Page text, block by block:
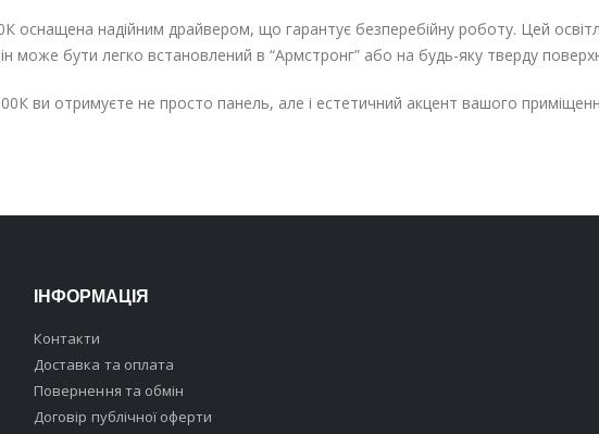
оснащена надійним драйвером, що гарантує безперебійну роботу. Цей
може бути легко встановлений в “Армстронг” або на будь-яку тверду
ви отримуєте не просто панель, але і естетичний акцент вашого
ІНФОРМАЦІЯ
Контакти
Доставка та оплата
Повернення та обмін
Договір публічної оферти